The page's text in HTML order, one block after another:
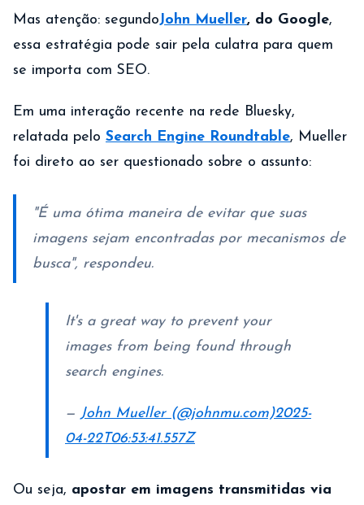
Mas atenção: segundoJohn Mueller, do Google,
essa estratégia pode sair pela culatra para quem
se importa com SEO.
Em uma interação recente na rede Bluesky,
relatada pelo Search Engine Roundtable, Mueller
foi direto ao ser questionado sobre o assunto:
"É uma ótima maneira de evitar que suas
imagens sejam encontradas por mecanismos de
busca", respondeu.
It's a great way to prevent your
images from being found through
search engines.
— John Mueller (@johnmu.com)2025-
04-22T06:53:41.557Z
Ou seja, apostar em imagens transmitidas via